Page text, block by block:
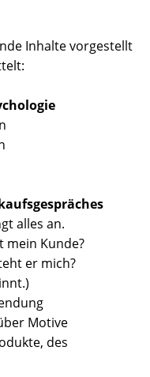
Inhalte vorgestellt
alles an.
mein Kunde?
er mich?
Motive
des